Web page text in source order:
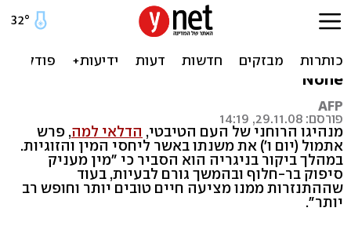
הדלאי למה: התנזרות טובה
None
AFP
פורסם: 29.11.08, 14:19
מנהיגו הרוחני של העם הטיבטי, הדלאי למה, פרש
אתמול (יום ו') את משנתו באשר ליחסי המין והזוגיות.
במהלך ביקור בניגריה הוא הסביר כי "מין מעניק
סיפוק בר-חלוף ובהמשך גורם לבעיות, בעוד
שההתנזרות ממנו מציעה חיים טובים יותר וחופש רב
יותר".